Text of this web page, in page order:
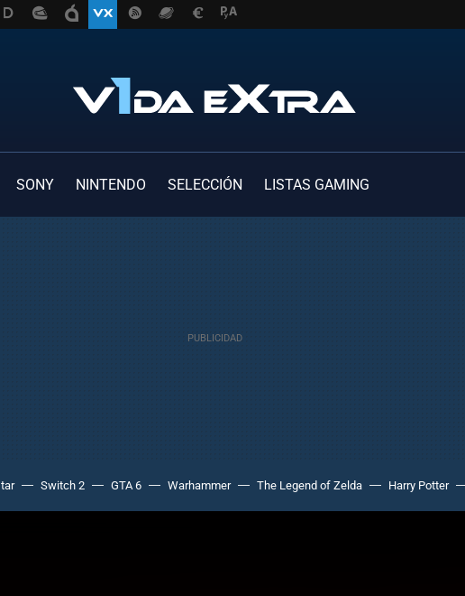
SONY NINTENDO SELECCIÓN LISTAS GAMING
Switch 2 GTA 6 Warhammer The Legend of Zelda Harry Potter